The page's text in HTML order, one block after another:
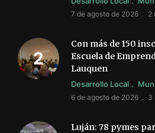
7 de agosto de 2026 2
Con más de 150
Escuela de
Lauquen
Desarrollo Local
6 de agosto de 2026 3
Luján: 78 pymes